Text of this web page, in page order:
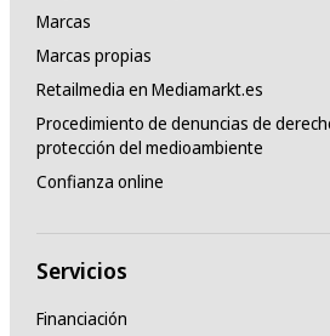
Marcas
Marcas propias
Retailmedia en Mediamarkt.es
Procedimiento de denuncias de
protección del medioambiente
Confianza online
Servicios
Financiación